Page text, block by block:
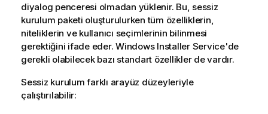
diyalog penceresi olmadan yüklenir. Bu, sessiz
kurulum paketi oluşturulurken tüm özelliklerin,
niteliklerin ve kullanıcı seçimlerinin bilinmesi
gerektiğini ifade eder. Windows Installer Service'de
gerekli olabilecek bazı standart özellikler de vardır.
Sessiz kurulum farklı arayüz düzeyleriyle
çalıştırılabilir: